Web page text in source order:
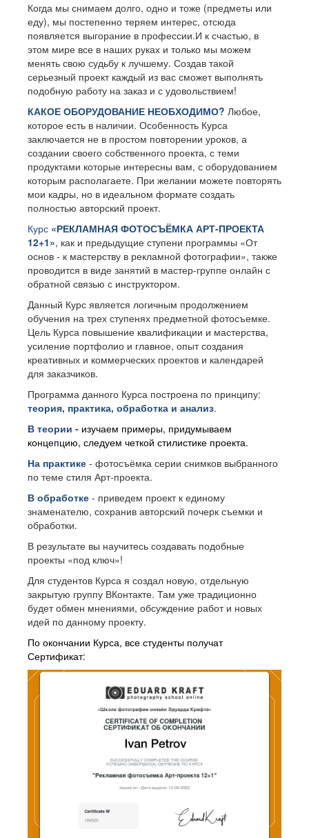
Когда мы снимаем долго, одно и тоже (предметы или
еду), мы постепенно теряем интерес, отсюда
появляется выгорание в профессии.И к счастью, в
этом мире все в наших руках и только мы можем
менять свою судьбу к лучшему. Создав такой
серьезный проект каждый из вас сможет выполнять
подобную работу на заказ и с удовольствием!
КАКОЕ ОБОРУДОВАНИЕ НЕОБХОДИМО? Любое,
которое есть в наличии. Особенность Курса
заключается не в простом повторении уроков, а
создании своего собственного проекта, с теми
продуктами которые интересны вам, с оборудованием
которым располагаете. При желании можете повторять
мои кадры, но в идеальном формате создать
полностью авторский проект.
Курс «РЕКЛАМНАЯ ФОТОСЪЁМКА АРТ-ПРОЕКТА
12+1», как и предыдущие ступени программы «От
основ - к мастерству в рекламной фотографии», также
проводится в виде занятий в мастер-группе онлайн с
обратной связью с инструктором.
Данный Курс является логичным продолжением
обучения на трех ступенях предметной фотосъемке.
Цель Курса повышение квалификации и мастерства,
усиление портфолио и главное, опыт создания
креативных и коммерческих проектов и календарей
для заказчиков.
Программа данного Курса построена по принципу:
теория, практика, обработка и анализ.
В теории - изучаем примеры, придумываем
концепцию, следуем четкой стилистике проекта.
На практике- фотосъёмка серии снимков выбранного
по теме стиля Арт-проекта.
В обработке- приведем проект к единому
знаменателю, сохранив авторский почерк съемки и
обработки.
В результате вы научитесь создавать подобные
проекты «под ключ»!
Для студентов Курса я создал новую, отдельную
закрытую группу ВКонтакте. Там уже традиционно
будет обмен мнениями, обсуждение работ и новых
идей по данному проекту.
По окончании Курса, все студенты получат
Сертификат: